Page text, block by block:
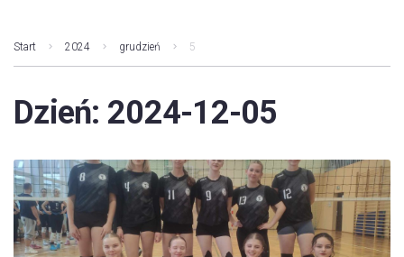
Start 2024 grudzień 5
Dzień: 2024-12-05